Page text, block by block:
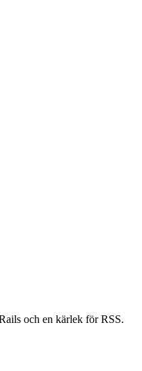
och en kärlek för RSS.